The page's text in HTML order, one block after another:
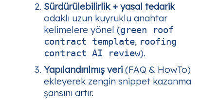
Sürdürülebilirlik + yasal tedarik
odaklı uzun kuyruklu anahtar
kelimelere yönel (green roof
contract template, roofing
contract AI review).
Yapılandırılmış veri (FAQ & HowTo)
ekleyerek zengin snippet kazanma
şansını artır.